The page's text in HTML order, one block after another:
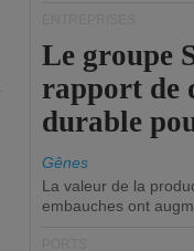
Le groupe
rapport de
durable
Gênes
La valeur de la
embauches ont